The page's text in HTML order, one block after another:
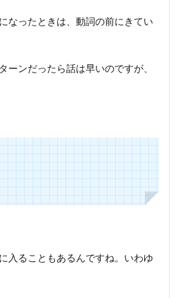
なったときは、動詞の前にきてい
ーンだったら話は早いのですが、
入ることもあるんですね。いわゆ